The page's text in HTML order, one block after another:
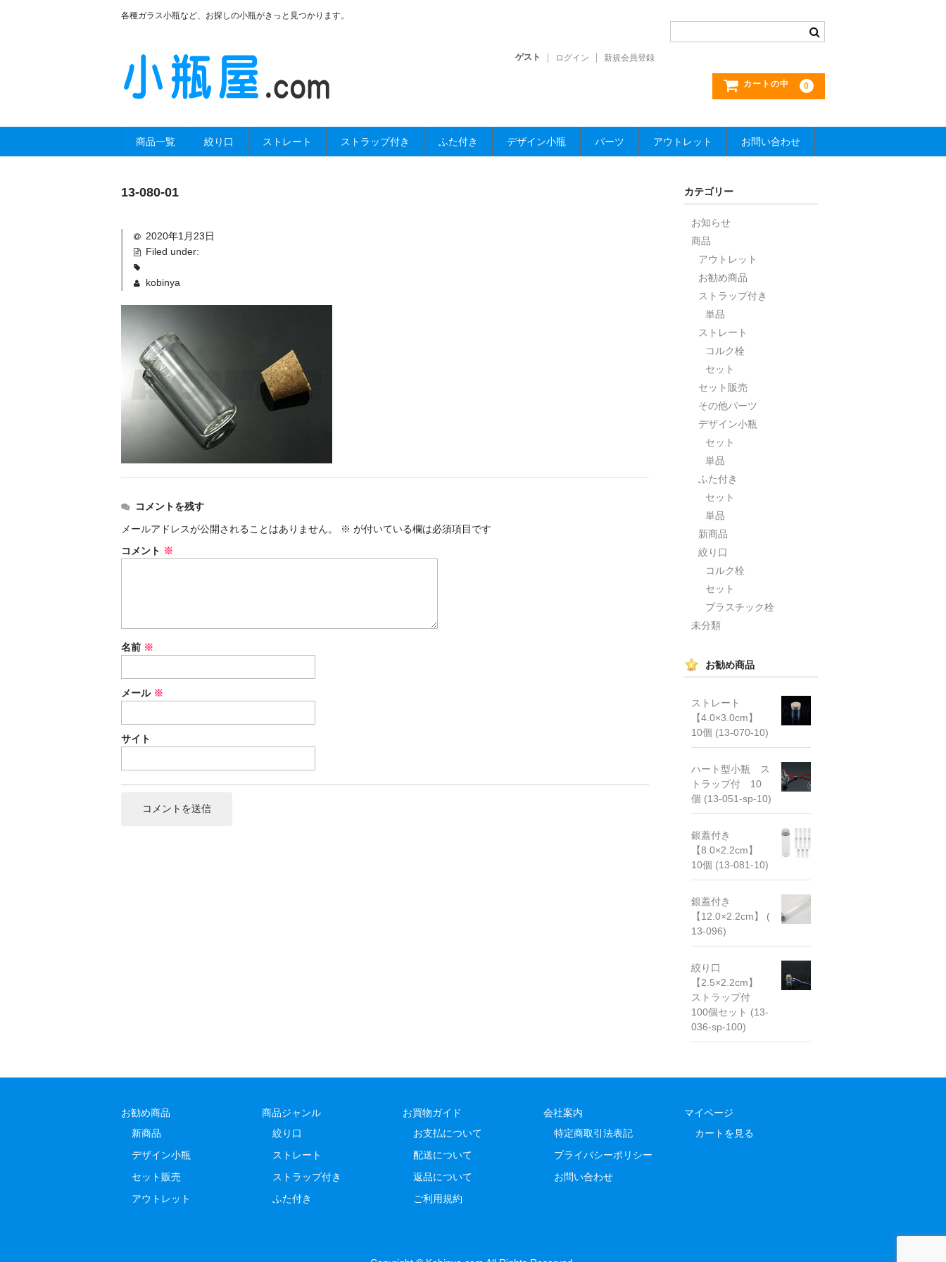
各種ガラス小瓶など、お探しの小瓶がきっと見つかります。
ゲスト ログイン 新規会員登録
カートの中 0
商品一覧 絞り口 ストレート ストラップ付き ふた付き デザイン小瓶 パーツ アウトレット お問い合わせ
13-080-01
2020年1月23日
Filed under:
kobinya
コメントを残す
メールアドレスが公開されることはありません。
※ が付いている欄は必須項目です
コメント ※
名前 ※
メール ※
サイト
カテゴリー
お知らせ
商品
アウトレット
お勧め商品
ストラップ付き
単品
ストレート
コルク栓
セット
セット販売
その他パーツ
デザイン小瓶
セット
単品
ふた付き
セット
単品
新商品
絞り口
コルク栓
セット
プラスチック栓
未分類
お勧め商品
ストレート
【4.0×3.0cm】
10個 (13-070-10)
ハート型小瓶 ス
トラップ付 10
個 (13-051-sp-10)
銀蓋付き
【8.0×2.2cm】
10個 (13-081-10)
銀蓋付き
【12.0×2.2cm】 (
13-096)
絞り口
【2.5×2.2cm】
ストラップ付
100個セット (13-
036-sp-100)
お勧め商品
新商品
デザイン小瓶
セット販売
アウトレット
商品ジャンル
絞り口
ストレート
ストラップ付き
ふた付き
お買物ガイド
お支払について
配送について
返品について
ご利用規約
会社案内
特定商取引法表記
プライバシーポリシー
お問い合わせ
マイページ
カートを見る